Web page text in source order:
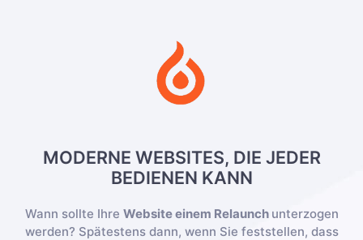
MODERNE WEBSITES, DIE JEDER
BEDIENEN KANN
Wann sollte Ihre Website einem Relaunch unterzogen
werden? Spätestens dann, wenn Sie feststellen, dass